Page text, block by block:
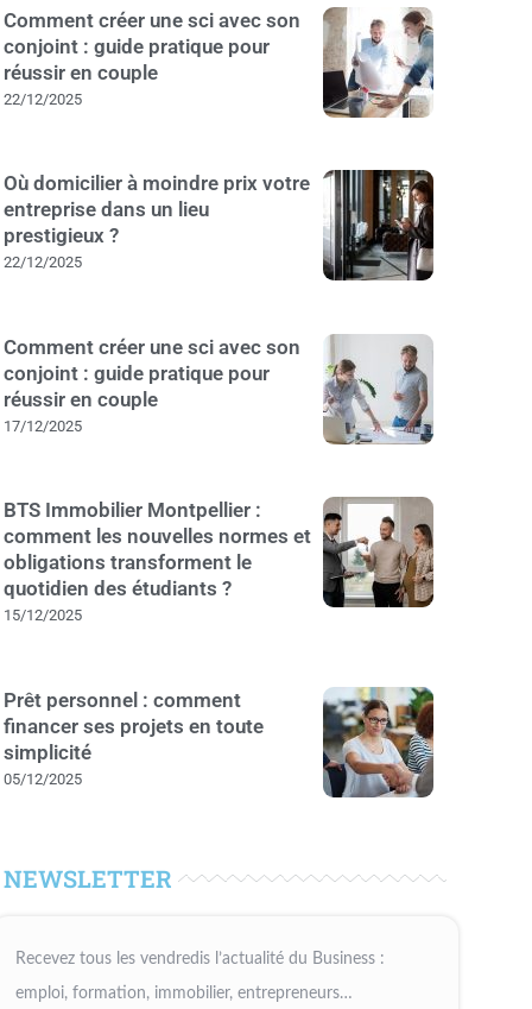
Comment créer une sci avec son
conjoint : guide pratique pour
réussir en couple
22/12/2025
Où domicilier à moindre prix votre
entreprise dans un lieu
prestigieux ?
22/12/2025
Comment créer une sci avec son
conjoint : guide pratique pour
réussir en couple
17/12/2025
BTS Immobilier Montpellier :
comment les nouvelles normes et
obligations transforment le
quotidien des étudiants ?
15/12/2025
Prêt personnel : comment
financer ses projets en toute
simplicité
05/12/2025
NEWSLETTER
Recevez tous les vendredis l’actualité du Business :
emploi, formation, immobilier, entrepreneurs…